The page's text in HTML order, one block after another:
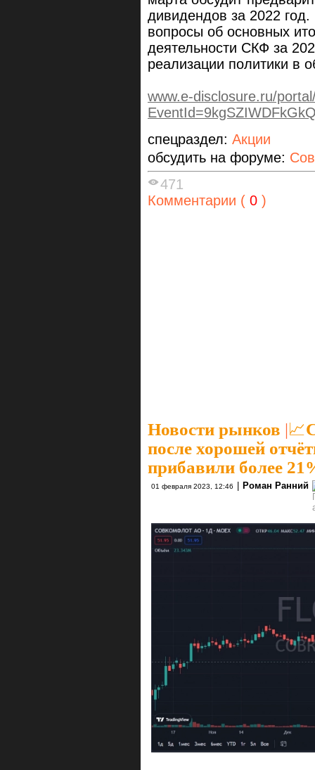
дивидендов за 2022
вопросы об основных
деятельности СКФ за
реализации политики в
www.e-disclosure.ru/
спецраздел: Акции
обсудить на форуме:
471
Комментарии ( 0 )
Новости рынков |
после хорошей
прибавили более
01 февраля 2023, 12:46 Роман Ранний